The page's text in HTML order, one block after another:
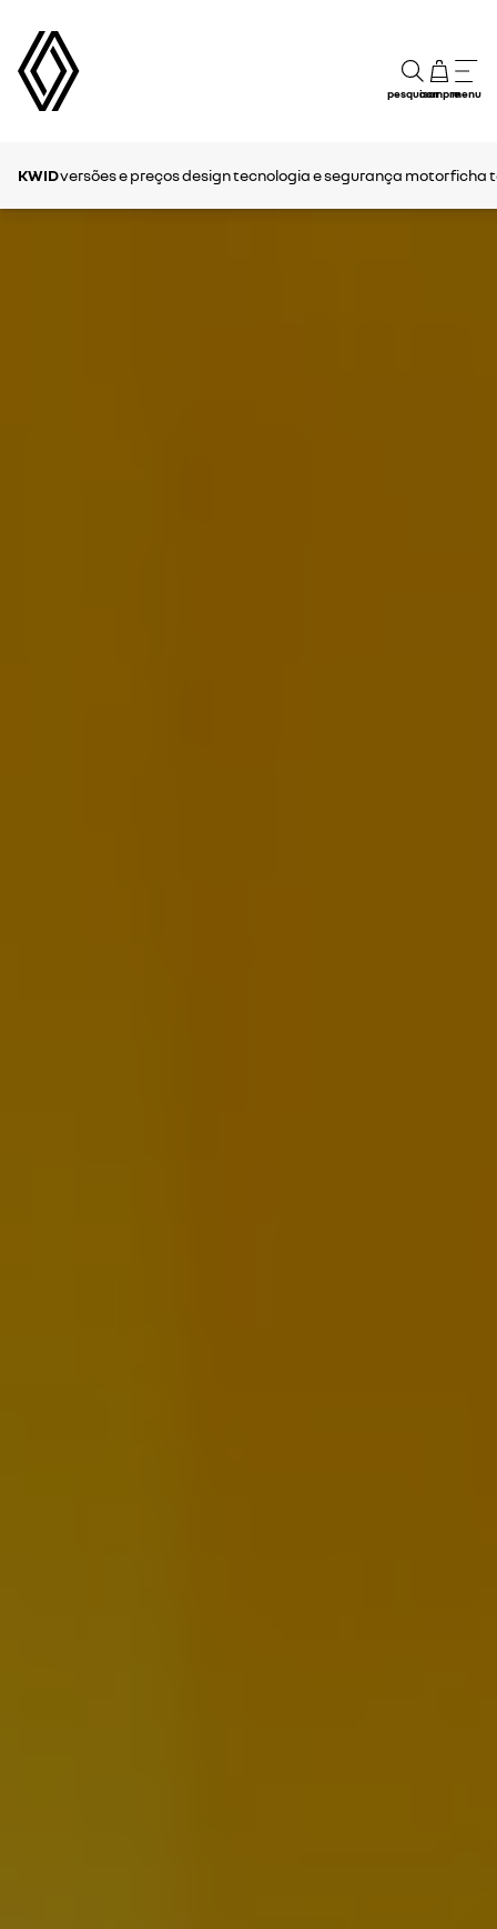
pesquisarcompremenu
KWIDversões e preçosdesigntecnologia e segurança motorficha